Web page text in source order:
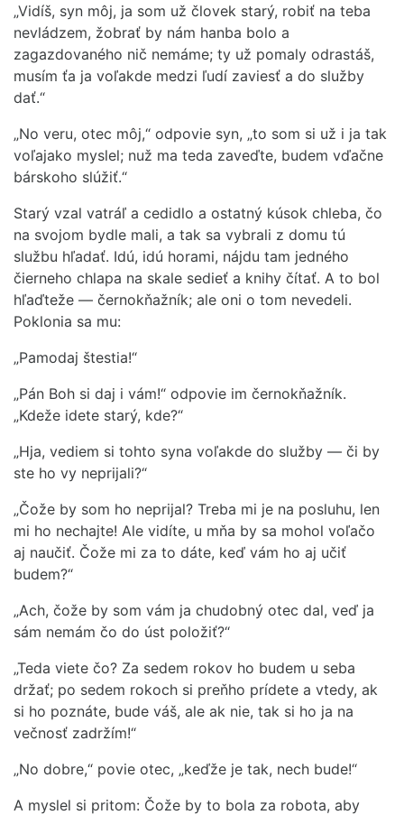
„Vidíš, syn môj, ja som už človek starý, robiť na teba
nevládzem, žobrať by nám hanba bolo a
zagazdovaného nič nemáme; ty už pomaly odrastáš,
musím ťa ja voľakde medzi ľudí zaviesť a do služby
dať.“
„No veru, otec môj,“ odpovie syn, „to som si už i ja tak
voľajako myslel; nuž ma teda zaveďte, budem vďačne
bárskoho slúžiť.“
Starý vzal vatráľ a cedidlo a ostatný kúsok chleba, čo
na svojom bydle mali, a tak sa vybrali z domu tú
službu hľadať. Idú, idú horami, nájdu tam jedného
čierneho chlapa na skale sedieť a knihy čítať. A to bol
hľaďteže — černokňažník; ale oni o tom nevedeli.
Poklonia sa mu:
„Pamodaj štestia!“
„Pán Boh si daj i vám!“ odpovie im černokňažník.
„Kdeže idete starý, kde?“
„Hja, vediem si tohto syna voľakde do služby — či by
ste ho vy neprijali?“
„Čože by som ho neprijal? Treba mi je na posluhu, len
mi ho nechajte! Ale vidíte, u mňa by sa mohol voľačo
aj naučiť. Čože mi za to dáte, keď vám ho aj učiť
budem?“
„Ach, čože by som vám ja chudobný otec dal, veď ja
sám nemám čo do úst položiť?“
„Teda viete čo? Za sedem rokov ho budem u seba
držať; po sedem rokoch si preňho prídete a vtedy, ak
si ho poznáte, bude váš, ale ak nie, tak si ho ja na
večnosť zadržím!“
„No dobre,“ povie otec, „keďže je tak, nech bude!“
A myslel si pritom: Čože by to bola za robota, aby